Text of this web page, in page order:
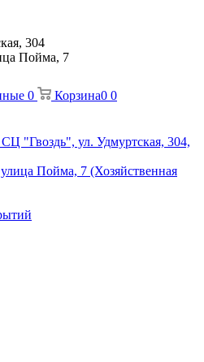
304
Пойма, 7
0 Корзина0 0
"Гвоздь", ул. Удмуртская, 304,
Пойма, 7 (Хозяйственная